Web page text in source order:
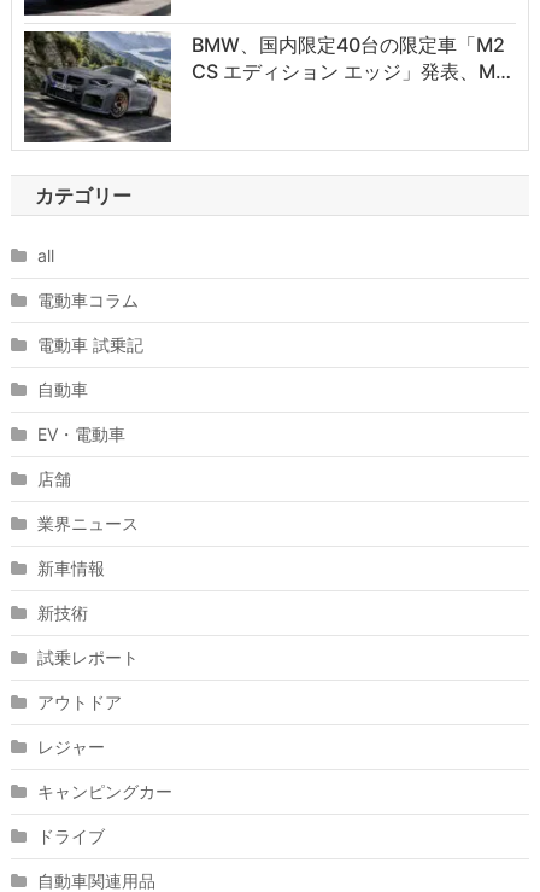
BMW、国内限定40台の限定車「M2
CS エディション エッジ」発表、M…
カテゴリー
all
電動車コラム
電動車 試乗記
自動車
EV・電動車
店舗
業界ニュース
新車情報
新技術
試乗レポート
アウトドア
レジャー
キャンピングカー
ドライブ
自動車関連用品